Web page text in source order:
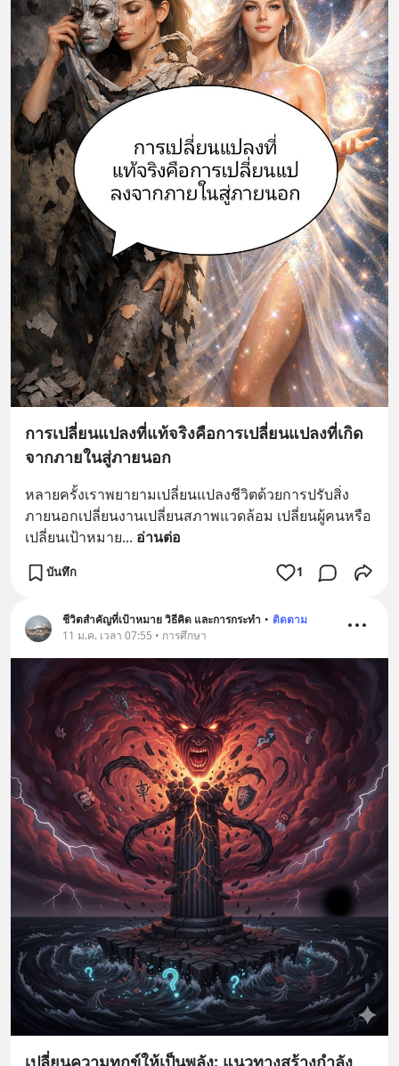
การเปลี่ยนแปลงที่แท้จริงคือการเปลี่ยนแปลงที่เกิด
จากภายในสู่ภายนอก
หลายครั้งเราพยายามเปลี่ยนแปลงชีวิตด้วยการปรับสิ่ง
ภายนอกเปลี่ยนงานเปลี่ยนสภาพแวดล้อม เปลี่ยนผู้คนหรือ
เปลี่ยนเป้าหมาย... อ่านต่อ
บันทึก 1
ชีวิตสำคัญที่เป้าหมาย วิธีคิด และการกระทำ • ติดตาม
11 ม.ค. เวลา 07:55 • การศึกษา
เปลี่ยนความทุกข์ให้เป็นพลัง: แนวทางสร้างกำลัง